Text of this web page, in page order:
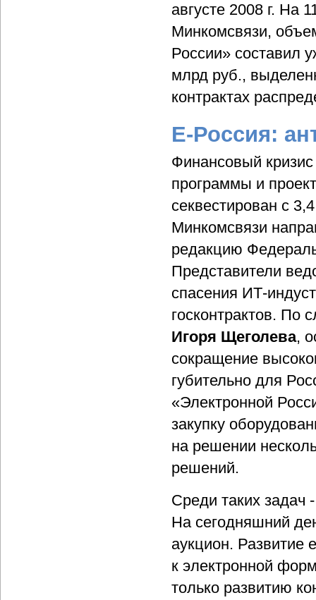
августе 2008 г. На
Минкомсвязи,
России» составил
млрд руб.,
контрактах
Е-Россия:
Финансовый
программы и
секвестирован с
Минкомсвязи
редакцию
Представители
спасения ИТ-
госконтрактов. По
Игоря Щеголева,
сокращение
губительно для
«Электронной
закупку
на решении
решений.
Среди таких задач
На сегодняшний
аукцион. Развитие
к электронной
только развитию